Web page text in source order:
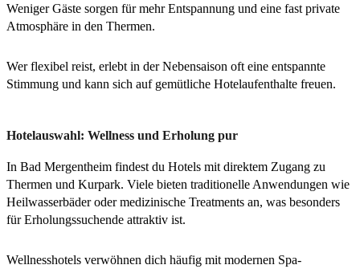
Weniger Gäste sorgen für mehr Entspannung und eine fast private
Atmosphäre in den Thermen.
Wer flexibel reist, erlebt in der Nebensaison oft eine entspannte
Stimmung und kann sich auf gemütliche Hotelaufenthalte freuen.
Hotelauswahl: Wellness und Erholung pur
In Bad Mergentheim findest du Hotels mit direktem Zugang zu
Thermen und Kurpark. Viele bieten traditionelle Anwendungen wie
Heilwasserbäder oder medizinische Treatments an, was besonders
für Erholungssuchende attraktiv ist.
Wellnesshotels verwöhnen dich häufig mit modernen Spa-